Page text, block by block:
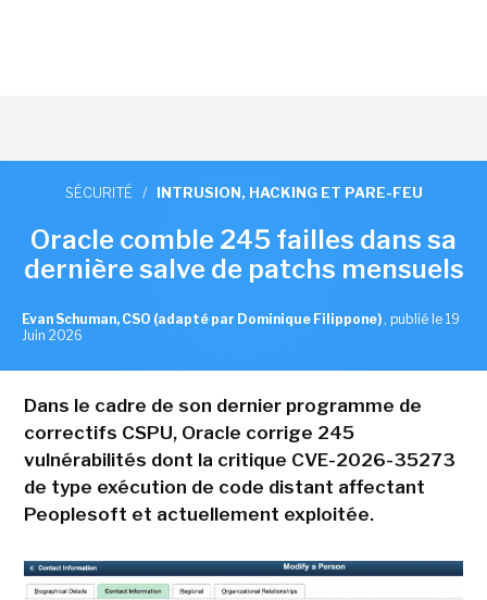
SÉCURITÉ / INTRUSION, HACKING ET PARE-FEU
Oracle comble 245 failles dans sa
dernière salve de patchs mensuels
Evan Schuman, CSO (adapté par Dominique Filippone) , publié le 19
Juin 2026
Dans le cadre de son dernier programme de
correctifs CSPU, Oracle corrige 245
vulnérabilités dont la critique CVE-2026-35273
de type exécution de code distant affectant
Peoplesoft et actuellement exploitée.